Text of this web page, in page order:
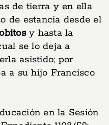
de tierra y en ella
de estancia desde el
y hasta la
se lo deja a
asistido; por
a su hijo Francisco
en la Sesión